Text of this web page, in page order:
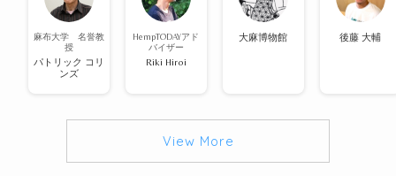
麻布大学 名誉教
授
パトリック コリ
ンズ
HempTODAYアド
バイザー
Riki Hiroi
大麻博物館 後藤 大輔
View More